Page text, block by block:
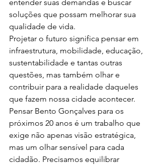
entender suas demandas e buscar
soluções que possam melhorar sua
qualidade de vida.
Projetar o futuro significa pensar em
infraestrutura, mobilidade, educação,
sustentabilidade e tantas outras
questões, mas também olhar e
contribuir para a realidade daqueles
que fazem nossa cidade acontecer.
Pensar Bento Gonçalves para os
próximos 20 anos é um trabalho que
exige não apenas visão estratégica,
mas um olhar sensível para cada
cidadão. Precisamos equilibrar